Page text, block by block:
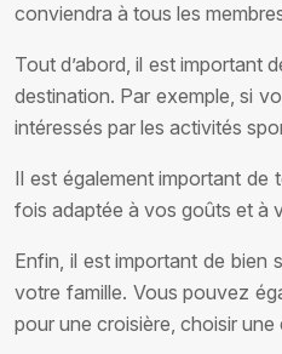
conviendra à tous les
Tout d’abord, il est important
destination. Par exemple, si
intéressés par les activités
Il est également important de
fois adaptée à vos goûts et à
Enfin, il est important de bien
votre famille. Vous pouvez
pour une croisière, choisir